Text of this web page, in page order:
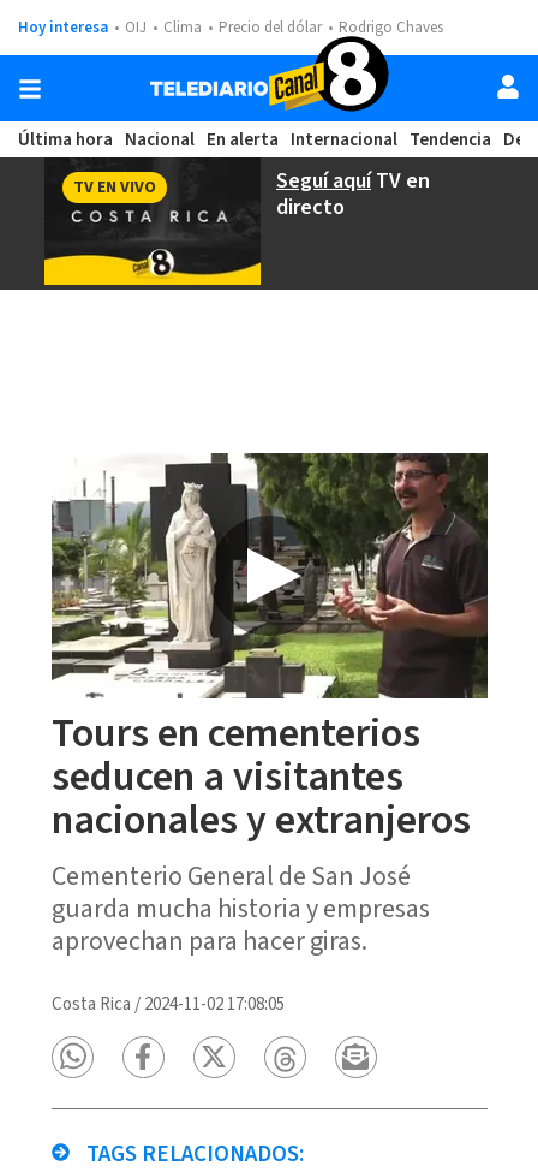
Hoy interesa OIJ Clima Precio del dólar Rodrigo Chaves
Última hora Nacional En alerta Internacional Tendencia
Seguí aquíTV en
directo
TV EN VIVO
Tours en cementerios
seducen a visitantes
nacionales y extranjeros
Cementerio General de San José
guarda mucha historia y empresas
aprovechan para hacer giras.
Costa Rica /2024-11-02 17:08:05
TAGS RELACIONADOS: